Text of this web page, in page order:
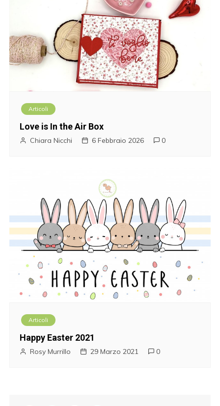
Articoli
Love is In the Air Box
Chiara Nicchi 6 Febbraio 2026 0
Articoli
Happy Easter 2021
Rosy Murrillo 29 Marzo 2021 0